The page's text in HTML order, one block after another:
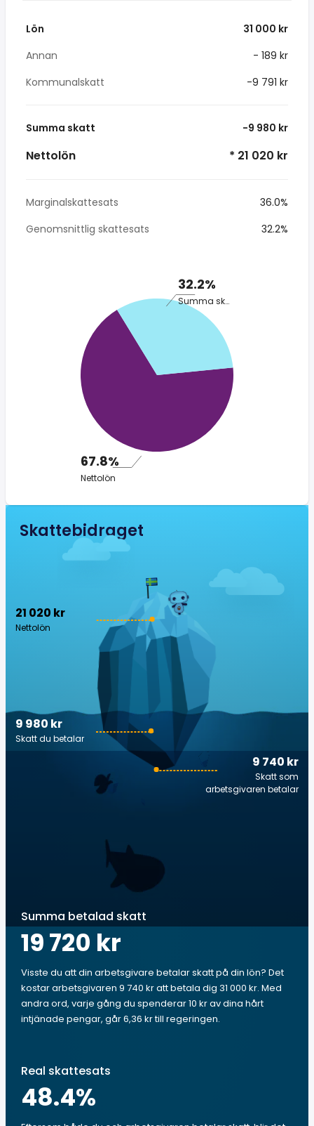
Lön
31 000 kr
Annan
- 189 kr
Kommunalskatt
-9 791 kr
Summa skatt -9 980 kr
Nettolön * 21 020 kr
Marginalskattesats
36.0%
Genomsnittlig skattesats
32.2%
32.2%
Summa skatt
67.8%
Nettolön
Skattebidraget
21 020 kr
Nettolön
9 740 kr
Skatt som
arbetsgivaren betalar
9 980 kr
Skatt du betalar
Summa betalad skatt
19 720 kr
Visste du att din arbetsgivare betalar skatt på din lön? Det
kostar arbetsgivaren 9 740 kr att betala dig 31 000 kr. Med
andra ord, varje gång du spenderar 10 kr av dina hårt
intjänade pengar, går 6,36 kr till regeringen.
Real skattesats
48.4%